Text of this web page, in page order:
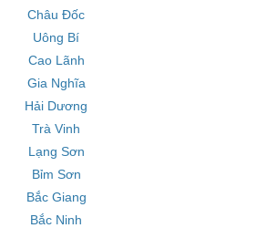
Châu Đốc
Uông Bí
Cao Lãnh
Gia Nghĩa
Hải Dương
Trà Vinh
Lạng Sơn
Bỉm Sơn
Bắc Giang
Bắc Ninh